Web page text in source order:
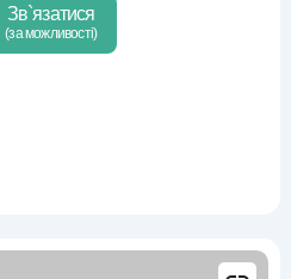
Зв`язатися
(за можливості)